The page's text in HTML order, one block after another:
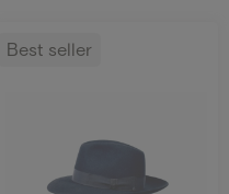
Best seller